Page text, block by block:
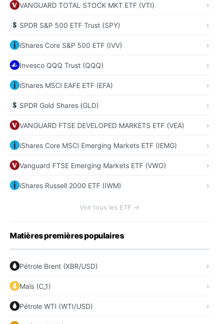
VANGUARD TOTAL STOCK MKT ETF (VTI)
SPDR S&P 500 ETF Trust (SPY)
iShares Core S&P 500 ETF (IVV)
Invesco QQQ Trust (QQQ)
iShares MSCI EAFE ETF (EFA)
SPDR Gold Shares (GLD)
VANGUARD FTSE DEVELOPED MARKETS ETF (VEA)
iShares Core MSCI Emerging Markets ETF (IEMG)
Vanguard FTSE Emerging Markets ETF (VWO)
iShares Russell 2000 ETF (IWM)
Voir tous les ETF →
Matières premières populaires
Pétrole Brent (XBR/USD)
Maïs (C_1)
Pétrole WTI (WTI/USD)